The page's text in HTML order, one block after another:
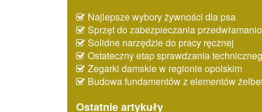
Najlepsze wybory żywności dla psa
Sprzęt do zabezpieczania
Solidne narzędzie do pracy ręcznej
Ostateczny etap sprawdzania
Zegarki damskie w regionie opolskim
Budowa fundamentów z elementów
Ostatnie artykuły